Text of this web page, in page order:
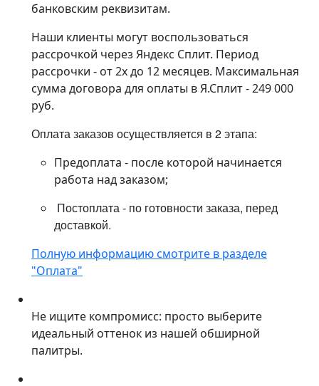
банковским реквизитам.
Наши клиенты могут воспользоваться
рассрочкой через Яндекс Сплит. Период
рассрочки - от 2х до 12 месяцев. Максимальная
сумма договора для оплаты в Я.Сплит - 249 000
руб.
Оплата заказов осуществляется в 2 этапа:
Предоплата - после которой начинается
работа над заказом;
Постоплата - по готовности заказа, перед
доставкой.
Полную информацию смотрите в разделе
"Оплата"
Не ищите компромисс: просто выберите
идеальный оттенок из нашей обширной
палитры.